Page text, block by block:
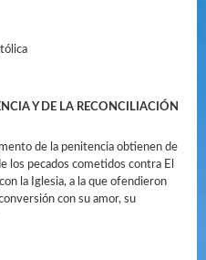
Y DE LA RECONCILIACIÓN
de la penitencia obtienen de
los pecados cometidos contra El
la Iglesia, a la que ofendieron
con su amor, su